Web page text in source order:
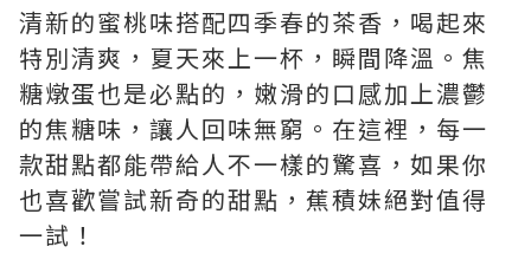
清新的蜜桃味搭配四季春的茶香，喝起來
特別清爽，夏天來上一杯，瞬間降溫。焦
糖燉蛋也是必點的，嫩滑的口感加上濃鬱
的焦糖味，讓人回味無窮。在這裡，每一
款甜點都能帶給人不一樣的驚喜，如果你
也喜歡嘗試新奇的甜點，蕉積妹絕對值得
一試！